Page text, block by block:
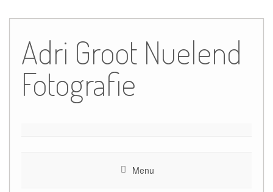
de
inhoud
Adri Groot Nuelend
Fotografie
Menu